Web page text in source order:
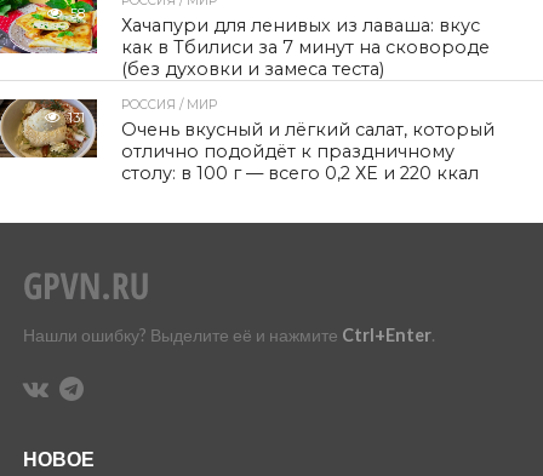
58
Хачапури для ленивых из лаваша: вкус
как в Тбилиси за 7 минут на сковороде
(без духовки и замеса теста)
131
РОССИЯ / МИР
Очень вкусный и лёгкий салат, который
отлично подойдёт к праздничному
столу: в 100 г — всего 0,2 ХЕ и 220 ккал
Нашли ошибку? Выделите её и нажмите Ctrl+Enter.
НОВОЕ